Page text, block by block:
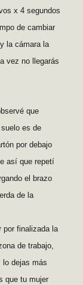
x 4 segundos
de cambiar
y lacámara la
vez no llegarás
que
es de
por debajo
así que repetí
el brazo
de la
por finalizada la
de trabajo,
lo dejas más
que tu mujer